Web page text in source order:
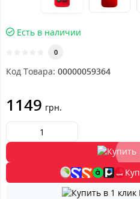
Есть в наличии
0
Код Товара: 00000059364
1149 грн.